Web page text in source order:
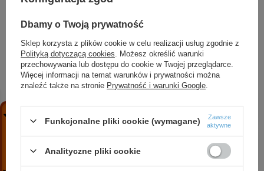
Symbol
ZOBACZ RÓWNIEŻ
IPC 240 M (0,75-4 kW, 230 V) Sterownik do 2
pomp
1 142,67 zł / szt.
Dbamy o Twoją prywatność
Sklep korzysta z plików cookie w celu realizacji usług zgodnie z
Polityką dotyczącą cookies . Możesz określić warunki
przechowywania lub dostępu do cookie w Twojej przeglądarce.
Więcej informacji na temat warunków i prywatności można
znaleźć także na stronie Prywatność i warunki Google
Funkcjonalne pliki cookie (wymagane)
Zawsze
aktywne
Analityczne pliki cookie